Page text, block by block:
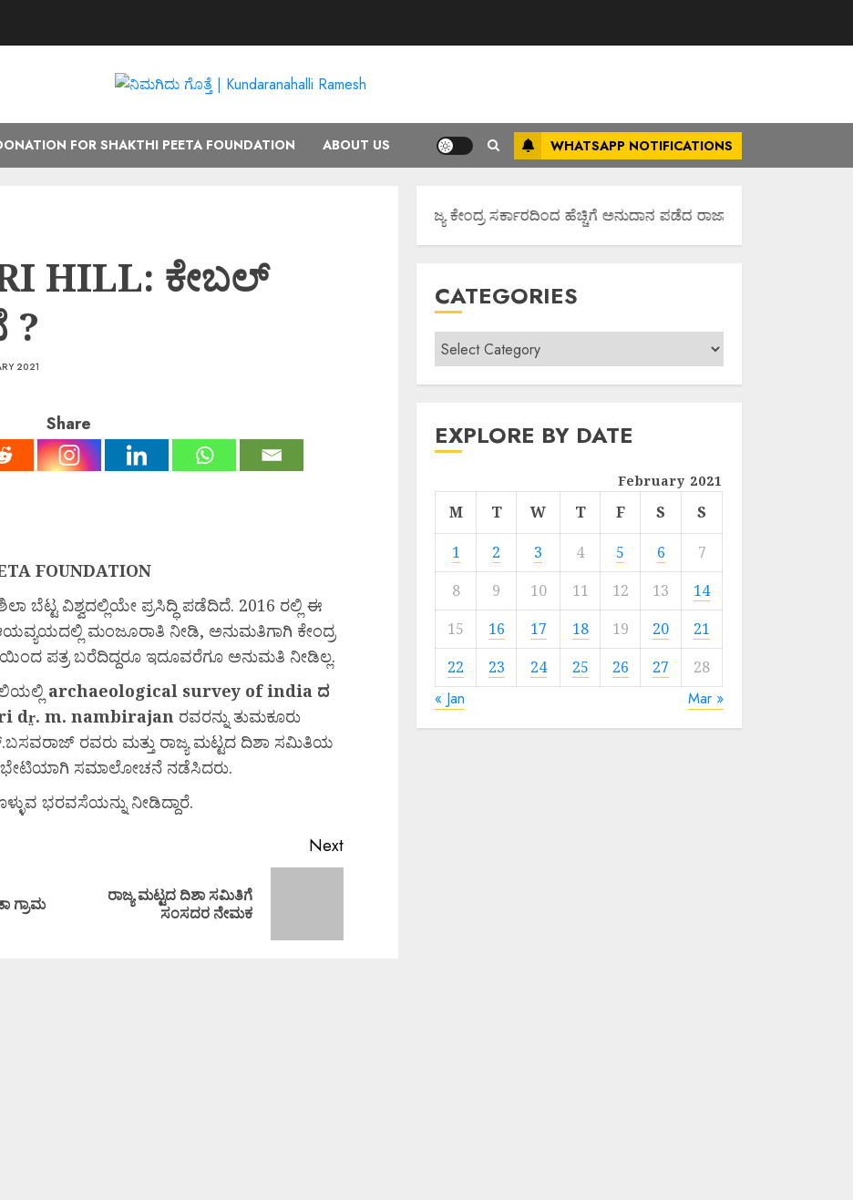
FOR SHAKTHI PEETA FOUNDATION ABOUT US WHATSAPP NOTIFICATIONS
HILL: ಕೇಬಲ್‌
?
2021
Share
FOUNDATION
ಬೆಟ್ಟ ವಿಶ್ವದಲ್ಲಿಯೇ ಪ್ರಸಿದ್ಧಿ ಪಡೆದಿದೆ. 2016 ರಲ್ಲಿ ಈ
ಮಂಜೂರಾತಿ ನೀಡಿ, ಅನುಮತಿಗಾಗಿ ಕೇಂದ್ರ
ಪತ್ರ ಬರೆದಿದ್ದರೂ ಇದೂವರೆಗೂ ಅನುಮತಿ ನೀಡಿಲ್ಲ.
archaeological survey of india ದ
dr̤. m. nambirajan ರವರನ್ನು ತುಮಕೂರು
ರವರು ಮತ್ತು ರಾಜ್ಯ ಮಟ್ಟದ ದಿಶಾ ಸಮಿತಿಯ
ಭೇಟಿಯಾಗಿ ಸಮಾಲೋಚನೆ ನಡೆಸಿದರು.
ಭರವಸೆಯನ್ನು ನೀಡಿದ್ದಾರೆ.
ಗ್ರಾಮ
Next
ರಾಜ್ಯ ಮಟ್ಟದ ದಿಶಾ ಸಮಿತಿಗೆ
ಸಂಸದರ ನೇಮಕ
ಕರ್ನಾಟಕ ರಾಜ್ಯ ಕೇಂದ್ರ ಸರ್ಕಾರದಿಂದ ಹೆಚ್ಚಿಗೆ ಅನುದಾನ ಪಡೆದ ರಾಜ್ಯಾವಾಗಿಸಲು ಶ್ರಮಿಸೋಣ
CATEGORIES
EXPLORE BY DATE
February 2021
M T W T F S
S
1
2 3 4 5 6
7
8
9 10 11 12 13
14
15
16 17 18 19 20
21
22
23 24 25 26 27 28
« Jan Mar »